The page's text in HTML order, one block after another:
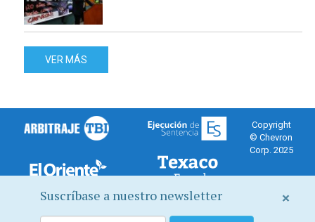
VER MÁS
×
Suscríbase a nuestro newsletter
Copyright
© Chevron
Corp. 2025